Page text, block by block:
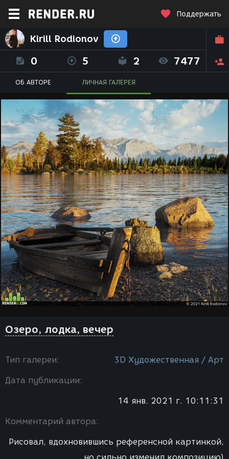
Поддержать
Kirill Rodionov
0 5 2 7477
ОБ АВТОРЕ ЛИЧНАЯ ГАЛЕРЕЯ
Озеро, лодка, вечер
Тип галереи: 3D Художественная / Арт
Дата публикации:
14 янв. 2021 г. 10:11:31
Комментарий автора:
Рисовал, вдохновившись референсной картинкой,